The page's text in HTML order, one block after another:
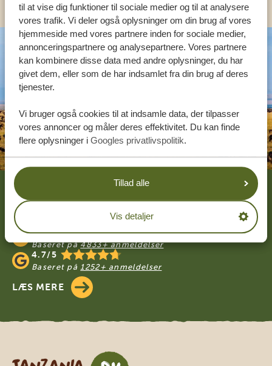
til at vise dig funktioner til sociale medier og til at analysere
vores trafik. Vi deler også oplysninger om din brug af vores
hjemmeside med vores partnere inden for sociale medier,
annonceringspartnere og analysepartnere. Vores partnere
kan kombinere disse data med andre oplysninger, du har
givet dem, eller som de har indsamlet fra din brug af deres
tjenester.
Vi bruger også cookies til at indsamle data, der tilpasser
vores annoncer og måler deres effektivitet. Du kan finde
flere oplysninger i Googles privatlivspolitik.
Tillad alle
Vis detaljer
Footer
VORES REJSENDE ANBEFALER
TANZANIA SPECIALIST
4.9/5
Baseret på4833+ anmeldelser
4.7/5
Baseret på1252+ anmeldelser
LÆS MERE
Tanzania Specialist